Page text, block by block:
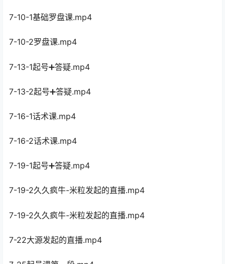
7-10-1基础罗盘课.mp4
7-10-2罗盘课.mp4
7-13-1起号➕答疑.mp4
7-13-2起号➕答疑.mp4
7-16-1话术课.mp4
7-16-2话术课.mp4
7-19-1起号➕答疑.mp4
7-19-2久久疯牛-米粒发起的直播.mp4
7-19-2久久疯牛-米粒发起的直播.mp4
7-22大源发起的直播.mp4